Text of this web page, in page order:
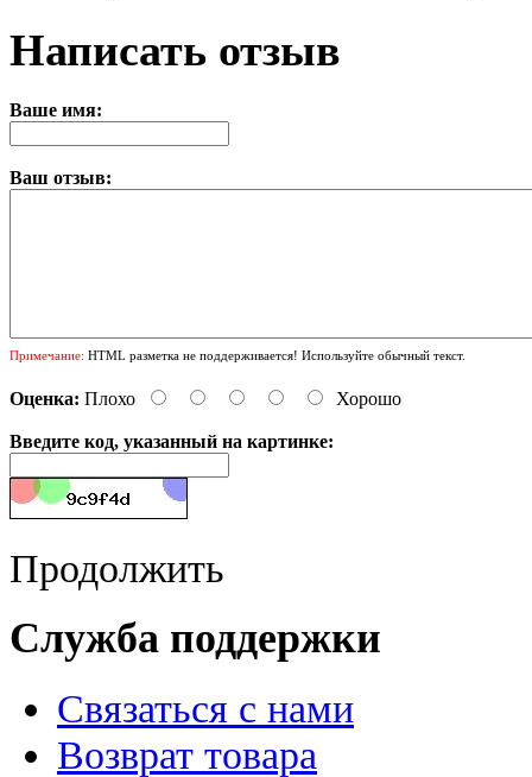
Написать отзыв
Ваше имя:
Ваш отзыв:
Примечание: HTML разметка не поддерживается! Используйте обычный текст.
Оценка: Плохо Хорошо
Введите код, указанный на картинке:
Продолжить
Служба поддержки
Связаться с нами
Возврат товара